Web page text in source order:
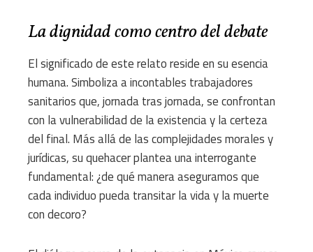
La dignidad como centro del debate
El significado de este relato reside en su esencia
humana. Simboliza a incontables trabajadores
sanitarios que, jornada tras jornada, se confrontan
con la vulnerabilidad de la existencia y la certeza
del final. Más allá de las complejidades morales y
jurídicas, su quehacer plantea una interrogante
fundamental: ¿de qué manera aseguramos que
cada individuo pueda transitar la vida y la muerte
con decoro?